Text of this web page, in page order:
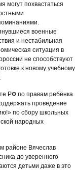
могут похвастаться
военные
и нестабильная
ситуация в
не способствуют
к новому учебному
РФ по правам ребёнка
проведение
по сбору школьных
народных
районе Вячеслав
до уверенного
детьми даже в это